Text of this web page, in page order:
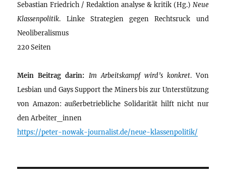
Sebastian Friedrich / Redaktion analyse & kritik (Hg.) Neue
Klassenpolitik. Linke Strategien gegen Rechtsruck und
Neoliberalismus
220 Seiten
Mein Beitrag darin: Im Arbeitskampf wird’s konkret. Von
Lesbian und Gays Support the Miners bis zur Unterstützung
von Amazon: außerbetriebliche Solidarität hilft nicht nur
den Arbeiter_innen
https://peter-nowak-journalist.de/neue-klassenpolitik/